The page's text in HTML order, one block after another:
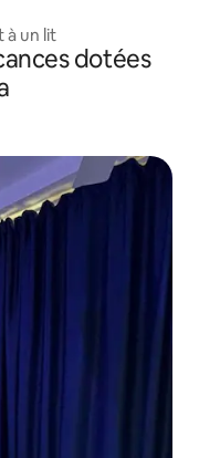
à un lit
dotées